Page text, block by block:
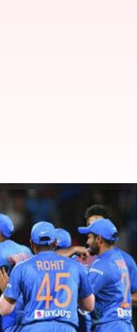
ఇప్పటికే టీ20 సిరీస్
కూడా ఎలాగైనా
వన్డే మ్యాచ్ లు